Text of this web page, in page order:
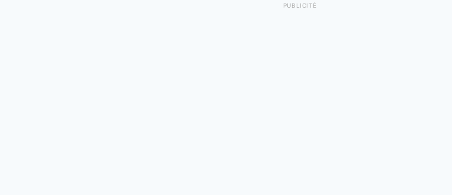
PUBLICITÉ